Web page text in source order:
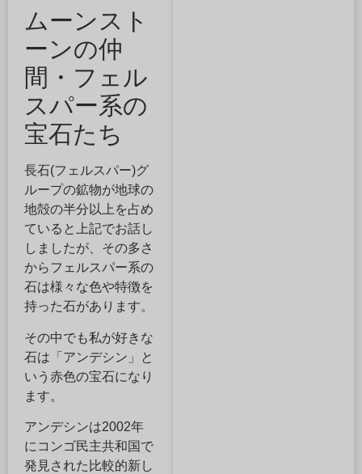
ムーンスト
ーンの仲
間・フェル
スパー系の
宝石たち
長石(フェルスパー)グ
ループの鉱物が地球の
地殻の半分以上を占め
ていると上記でお話し
しましたが、その多さ
からフェルスパー系の
石は様々な色や特徴を
持った石があります。
その中でも私が好きな
石は「アンデシン」と
いう赤色の宝石になり
ます。
アンデシンは2002年
にコンゴ民主共和国で
発見された比較的新し